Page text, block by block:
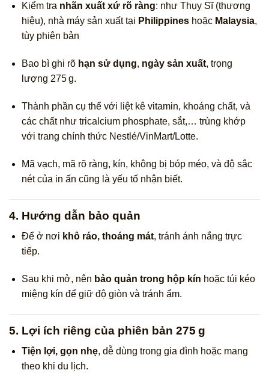
Kiểm tra nhãn xuất xứ rõ ràng: như Thụy Sĩ (thương
hiệu), nhà máy sản xuất tại Philippineshoặc Malaysia,
tùy phiên bản
Bao bì ghi rõ hạn sử dụng, ngày sản xuất, trọng
lượng 275 g.
Thành phần cụ thể với liệt kê vitamin, khoáng chất, và
các chất như tricalcium phosphate, sắt,… trùng khớp
với trang chính thức Nestlé/VinMart/Lotte.
Mã vạch, mã rõ ràng, kín, không bị bóp méo, và độ sắc
nét của in ấn cũng là yếu tố nhận biết.
4. Hướng dẫn bảo quản
Để ở nơi khô ráo, thoáng mát, tránh ánh nắng trực
tiếp.
Sau khi mở, nên bảo quản trong hộp kín hoặc túi kéo
miệng kín để giữ độ giòn và tránh ẩm.
5. Lợi ích riêng của phiên bản 275 g
Tiện lợi, gọn nhẹ, dễ dùng trong gia đình hoặc mang
theo khi du lịch.